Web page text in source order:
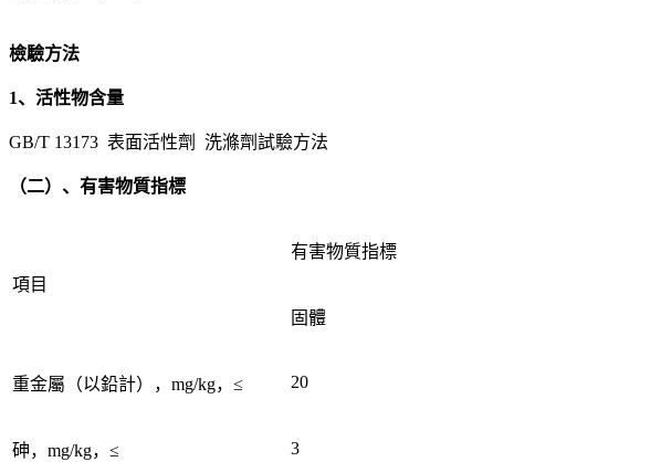
檢驗方法
1、活性物含量
GB/T 13173 表面活性劑 洗滌劑試驗方法
（二）、有害物質指標
項目
有害物質指標
固體
重金屬（以鉛計），mg/kg，≤ 20
砷，mg/kg，≤ 3